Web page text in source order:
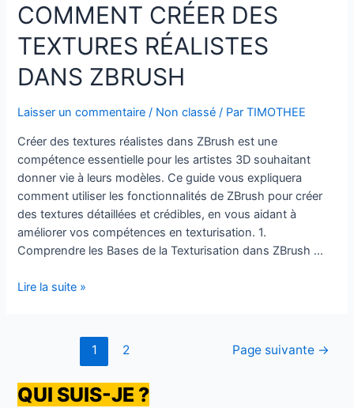
de
ZBrush
pour
en
Fluidité
COMMENT CRÉER DES
TEXTURES RÉALISTES
DANS ZBRUSH
Laisser un commentaire / Non classé / ParTIMOTHEE
Créer des textures réalistes dans ZBrush est une
compétence essentielle pour les artistes 3D souhaitant
donner vie à leurs modèles. Ce guide vous expliquera
comment utiliser les fonctionnalités de ZBrush pour créer
des textures détaillées et crédibles, en vous aidant à
améliorer vos compétences en texturisation. 1.
Comprendre les Bases de la Texturisation dans ZBrush …
Comment
ZBrush
Lire la suite »
publications
1 2 Page suivante →
QUI SUIS-JE ?